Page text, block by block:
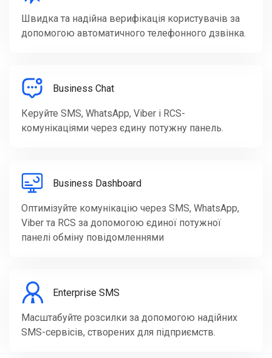
Швидка та надійна верифікація користувачів за
допомогою автоматичного телефонного дзвінка.
Business Chat
Керуйте SMS, WhatsApp, Viber і RCS-
комунікаціями через єдину потужну панель.
Business Dashboard
Оптимізуйте комунікацію через SMS, WhatsApp,
Viber та RCS за допомогою єдиної потужної
панелі обміну повідомленнями
Enterprise SMS
Масштабуйте розсилки за допомогою надійних
SMS-сервісів, створених для підприємств.